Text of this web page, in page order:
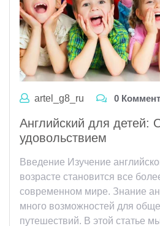
artel_g8_ru 0
Английский для детей:
удовольствием
Введение Изучение
возрасте становится все
современном мире. Знание
много возможностей для
путешествий. В этой статье